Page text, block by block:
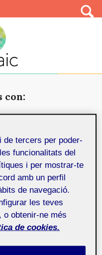
con:
reading
devices
2 de
process is key
facilitates access to
de tercers per poder-
funcionalitats del
i per mostrar-te
amb un perfil
de navegació.
les teves
o obtenir-ne més
de cookies.